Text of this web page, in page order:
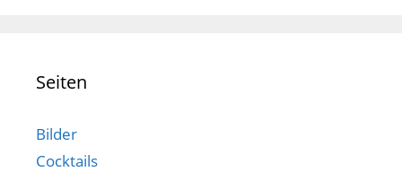
Seiten
Bilder
Cocktails